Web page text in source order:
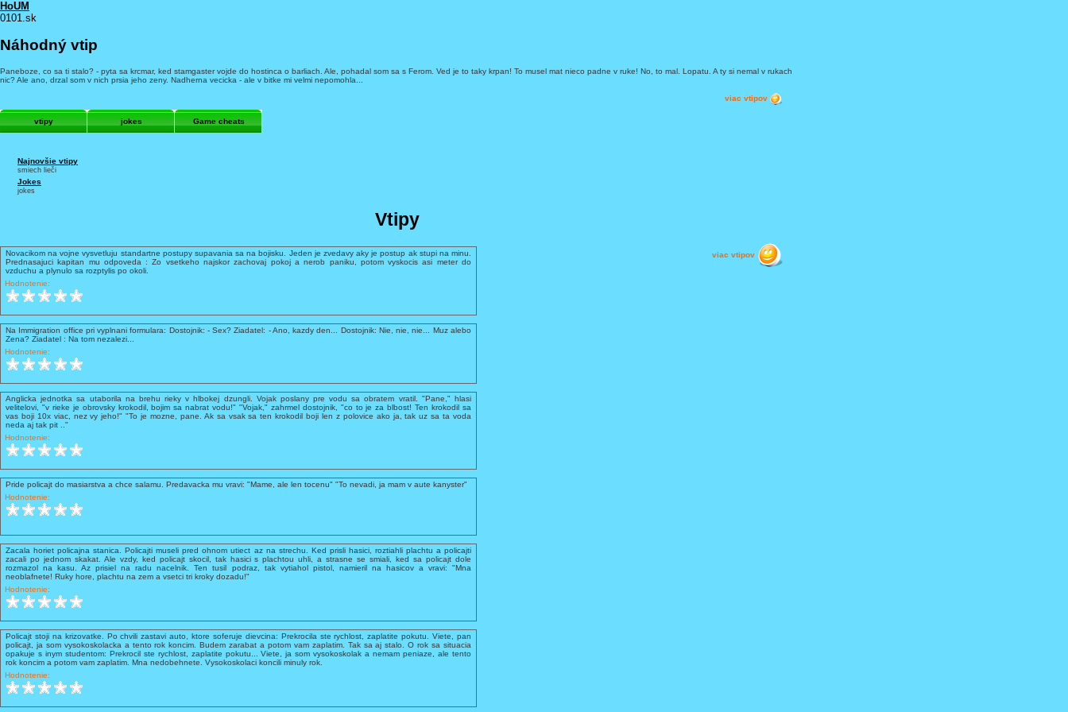
HoUM
0101.sk
Náhodný vtip
Paneboze, co sa ti stalo? - pyta sa krcmar, ked stamgaster vojde do hostinca o barliach. Ale, pohadal som sa s Ferom. Ved je to taky krpan! To musel mat nieco padne v ruke! No, to mal. Lopatu. A ty si nemal v rukach
nic? Ale ano, drzal som v nich prsia jeho zeny. Nadherna vecicka - ale v bitke mi velmi nepomohla...
viac vtipov
vtipy jokes Game cheats
Najnovšie vtipy
smiech lieči
Jokes
jokes
Vtipy
Novacikom na vojne vysvetluju standartne postupy supavania sa na bojisku. Jeden je zvedavy aky je postup ak stupi na minu.
Prednasajuci kapitan mu odpoveda : Zo vsetkeho najskor zachovaj pokoj a nerob paniku, potom vyskocis asi meter do
vzduchu a plynulo sa rozptylis po okoli.
Hodnotenie:
Na Immigration office pri vyplnani formulara: Dostojnik: - Sex? Ziadatel: - Ano, kazdy den... Dostojnik: Nie, nie, nie... Muz alebo
Zena? Ziadatel : Na tom nezalezi...
Hodnotenie:
Anglicka jednotka sa utaborila na brehu rieky v hlbokej dzungli. Vojak poslany pre vodu sa obratem vratil. "Pane," hlasi
velitelovi, "v rieke je obrovsky krokodil, bojim sa nabrat vodu!" "Vojak," zahrmel dostojnik, "co to je za blbost! Ten krokodil sa
vas boji 10x viac, nez vy jeho!" "To je mozne, pane. Ak sa vsak sa ten krokodil boji len z polovice ako ja, tak uz sa ta voda
neda aj tak pit .."
Hodnotenie:
Pride policajt do masiarstva a chce salamu. Predavacka mu vravi: "Mame, ale len tocenu" "To nevadi, ja mam v aute kanyster"
Hodnotenie:
Zacala horiet policajna stanica. Policajti museli pred ohnom utiect az na strechu. Ked prisli hasici, roztiahli plachtu a policajti
zacali po jednom skakat. Ale vzdy, ked policajt skocil, tak hasici s plachtou uhli, a strasne se smiali, ked sa policajt dole
rozmazol na kasu. Az prisiel na radu nacelnik. Ten tusil podraz, tak vytiahol pistol, namieril na hasicov a vravi: "Mna
neoblafnete! Ruky hore, plachtu na zem a vsetci tri kroky dozadu!"
Hodnotenie:
Policajt stoji na krizovatke. Po chvili zastavi auto, ktore soferuje dievcina: Prekrocila ste rychlost, zaplatite pokutu. Viete, pan
policajt, ja som vysokoskolacka a tento rok koncim. Budem zarabat a potom vam zaplatim. Tak sa aj stalo. O rok sa situacia
opakuje s inym studentom: Prekrocil ste rychlost, zaplatite pokutu... Viete, ja som vysokoskolak a nemam peniaze, ale tento
rok koncim a potom vam zaplatim. Mna nedobehnete. Vysokoskolaci koncili minuly rok.
Hodnotenie:
viac vtipov